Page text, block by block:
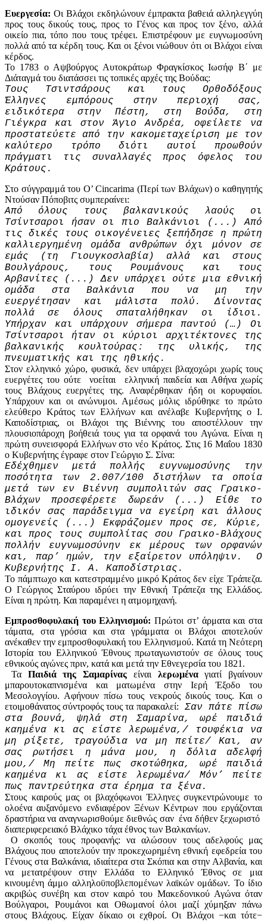
Ευεργεσία: Οι Βλάχοι εκδηλώνουν έμπρακτα βαθειά αλληλεγγύη
προς τους δικούς τους, προς το Γένος και προς τον ξένο, αλλά
οικείο πια, τόπο που τους τρέφει. Επιστρέφουν με ευγνωμοσύνη
πολλά από τα κέρδη τους. Και οι ξένοι νιώθουν ότι οι Βλάχοι είναι
κέρδος.
Το 1783 ο Αψβούργος Αυτοκράτωρ Φραγκίσκος Ιωσήφ Β΄ με
Διάταγμά του διατάσσει τις τοπικές αρχές της Βούδας:
Τους Τσιντσάρους και τους Ορθοδόξους
Έλληνες εμπόρους στην περιοχή σας,
ειδικότερα στην Πέστη, στη Βούδα, στη
Γιέγκρα και στον Άγιο Ανδρέα, οφείλετε να
προστατεύετε από την κακομεταχείριση με τον
καλύτερο τρόπο διότι αυτοί προωθούν
πράγματι τις συναλλαγές προς όφελος του
Κράτους.
Στο σύγγραμμά του O’ Cincarima (Περί των Βλάχων) ο καθηγητής
Ντούσαν Πόποβιτς συμπεραίνει:
Από όλους τους βαλκανικούς λαούς οι
Τσίντσαροι ήσαν οι πιο Βαλκάνιοι (...) Από
τις δικές τους οικογένειες ξεπήδησε η πρώτη
καλλιεργημένη ομάδα ανθρώπων όχι μόνον σε
εμάς (τη Γιουγκοσλαβία) αλλά και στους
Βουλγάρους, τους Ρουμάνους και τους
Αρβανίτες (...) Δεν υπάρχει ούτε μια εθνική
ομάδα στα Βαλκάνια που να μη την
ευεργέτησαν και μάλιστα πολύ. Δίνοντας
πολλά σε όλους σπαταλήθηκαν οι ίδιοι.
Υπήρχαν και υπάρχουν σήμερα παντού (…) Οι
Τσίντσαροι ήταν οι κύριοι αρχιτέκτονες της
βαλκανικής κουλτούρας: της υλικής, της
πνευματικής και της ηθικής.
Στον ελληνικό χώρο, φυσικά, δεν υπάρχει βλαχοχώρι χωρίς τους
ευεργέτες του ούτε νοείται ελληνική παιδεία και Αθήνα χωρίς
τους Βλάχους ευεργέτες της. Αναφέρθηκαν ήδη οι κορυφαίοι.
Υπάρχουν και οι ανώνυμοι. Αμέσως μόλις ιδρύθηκε το πρώτο
ελεύθερο Κράτος των Ελλήνων και ανέλαβε Κυβερνήτης ο Ι.
Καποδίστριας, οι Βλάχοι της Βιέννης του αποστέλλουν την
πλουσιοπάροχη βοήθειά τους για τα ορφανά του Αγώνα. Είναι η
πρώτη συνεισφορά Ελλήνων στο νέο Κράτος. Στις 16 Μαΐου 1830
ο Κυβερνήτης έγραφε στον Γεώργιο Σ. Σίνα:
Εδέχθημεν μετά πολλής ευγνωμοσύνης την
ποσότητα των 2.007/100 διστήλων τα οποία
μετά των εν Βιέννη συμπολιτών σας Γραικο-
Βλάχων προσεφέρετε δωρεάν (...) Είθε το
ιδικόν σας παράδειγμα να εγείρη και άλλους
ομογενείς (...) Εκφράζομεν προς σε, Κύριε,
και προς τους συμπολίτας σου Γραικο-Βλάχους
πολλήν ευγνωμοσύνην εκ μέρους των ορφανών
και, παρ’ ημών, την εξαίρετον υπόληψιν. Ο
Κυβερνήτης Ι. Α. Καποδίστριας.
Το πάμπτωχο και κατεστραμμένο μικρό Κράτος δεν είχε Τράπεζα.
Ο Γεώργιος Σταύρου ιδρύει την Εθνική Τράπεζα της Ελλάδος.
Είναι η πρώτη. Και παραμένει η ατμομηχανή.
Εμπροσθοφυλακή του Ελληνισμού: Πρώτοι στ’ άρματα και στα
τάματα, στα γρόσια και στα γράμματα οι Βλάχοι αποτελούν
ανέκαθεν την εμπροσθοφυλακή του Ελληνισμού. Κατά τη Νεότερη
Ιστορία του Ελληνικού Έθνους πρωταγωνιστούν σε όλους τους
εθνικούς αγώνες πριν, κατά και μετά την Εθνεγερσία του 1821.
Τα Παιδιά της Σαμαρίνας είναι λερωμέναγιατί βγαίνουν
μπαρουτοκαπνισμένα και ματωμένα στην Ιερή Έξοδο του
Μεσολογγίου. Αφήνουν πίσω τους νεκρούς δικούς τους. Και ο
ετοιμοθάνατος σύντροφός τους τα παρακαλεί: Σαν πάτε πίσω
στα βουνά, ψηλά στη Σαμαρίνα, ωρέ παιδιά
καημένα κι ας είστε λερωμένα,/ τουφέκια να
μη ρίξετε, τραγούδια να μη πείτε/ Και, αν
σας ρωτήσει η μάνα μου, η δόλια αδελφή
μου,/ Μη πείτε πως σκοτώθηκα, ωρέ παιδιά
καημένα κι ας είστε λερωμένα/ Μόν’ πείτε
πως παντρεύτηκα στα έρημα τα ξένα.
Στους καιρούς μας οι βλαχόφωνοι Έλληνες συγκεντρώνουμε το
ολοένα αυξανόμενο ενδιαφέρον Ξένων Κέντρων που εργάζονται
δραστήρια να αναγνωρισθούμε διεθνώς σαν ένα δήθεν ξεχωριστό
διαπεριφερειακό Βλάχικο τάχα έθνος των Βαλκανίων.
Ο σκοπός τους προφανής: να αλώσουν τους αδελφούς μας
Βλάχους που αποτελούν την προκεχωρημένη εθνική εφεδρεία του
Γένους στα Βαλκάνια, ιδιαίτερα στα Σκόπια και στην Αλβανία, και
να μετατρέψουν στην Ελλάδα το Ελληνικό Έθνος σε μια
κινουμένη άμμο αλληλοϋποβλεπομένων λαϊκών ομάδων. Το ίδιο
ακριβώς συνέβη και στον καιρό του Μακεδονικού Αγώνα όταν
Βούλγαροι, Ρουμάνοι και Οθωμανοί όλοι μαζί χύμηξαν πάνω
στους Βλάχους. Είχαν δίκαιο οι εχθροί. Οι Βλάχοι −και τότε−